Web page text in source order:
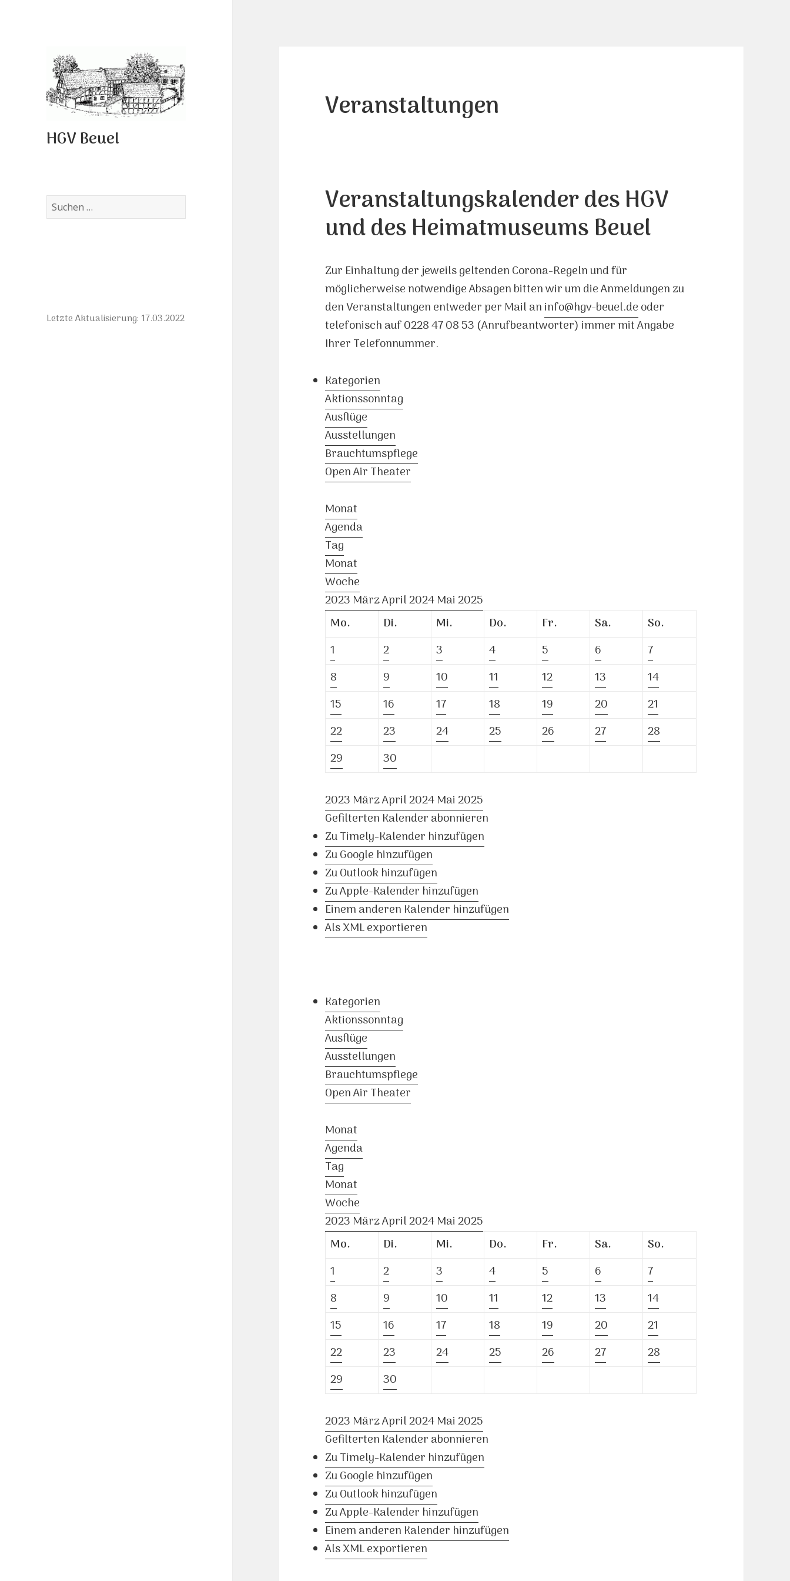
HGV Beuel
Suchen
nach:
Letzte Aktualisierung: 17.03.2022
Veranstaltungen
Veranstaltungskalender des HGV
und des Heimatmuseums Beuel
Zur Einhaltung der jeweils geltenden Corona-Regeln und für
möglicherweise notwendige Absagen bitten wir um die Anmeldungen zu
den Veranstaltungen entweder per Mail aninfo@hgv-beuel.deoder
telefonisch auf 0228 47 08 53 (Anrufbeantworter) immer mit Angabe
Ihrer Telefonnummer.
Kategorien
Aktionssonntag
Ausflüge
Ausstellungen
Brauchtumspflege
Open Air Theater
Monat
Agenda
Tag
Monat
Woche
2023 MärzApril 2024Mai2025
Mo.
Di. Mi. Do. Fr. Sa.
So.
1
2 3 4 5 6
7
8
9 10 11 12 13
14
15
16 17 18 19 20
21
22
23 24 25 26 27
28
29
30
2023 MärzApril 2024Mai2025
Gefilterten Kalender abonnieren
Zu Timely-Kalender hinzufügen
Zu Google hinzufügen
Zu Outlook hinzufügen
Zu Apple-Kalender hinzufügen
Einem anderen Kalender hinzufügen
Als XML exportieren
Kategorien
Aktionssonntag
Ausflüge
Ausstellungen
Brauchtumspflege
Open Air Theater
Monat
Agenda
Tag
Monat
Woche
2023 MärzApril 2024Mai2025
Mo.
Di. Mi. Do. Fr. Sa.
So.
1
2 3 4 5 6
7
8
9 10 11 12 13
14
15
16 17 18 19 20
21
22
23 24 25 26 27
28
29
30
2023 MärzApril 2024Mai2025
Gefilterten Kalender abonnieren
Zu Timely-Kalender hinzufügen
Zu Google hinzufügen
Zu Outlook hinzufügen
Zu Apple-Kalender hinzufügen
Einem anderen Kalender hinzufügen
Als XML exportieren